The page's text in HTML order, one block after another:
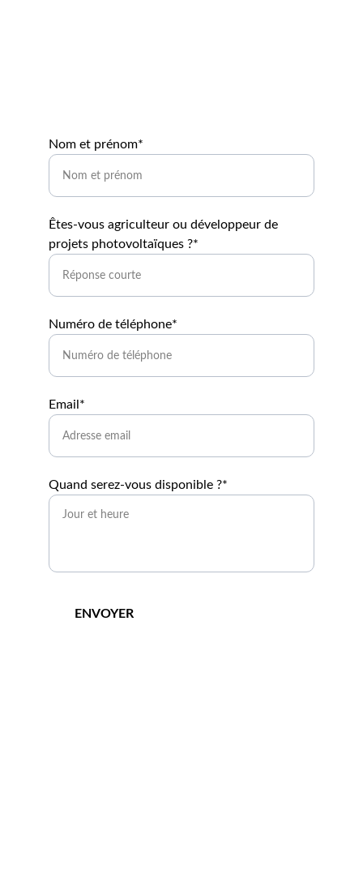
Nom et prénom*
Êtes-vous agriculteur ou développeur de
projets photovoltaïques ?*
Numéro de téléphone*
Email*
Quand serez-vous disponible ?*
ENVOYER